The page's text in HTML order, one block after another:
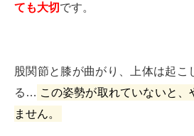
ても大切です。
股関節と膝が曲がり、上体は起こ
る… この姿勢が取れていないと、
ません。